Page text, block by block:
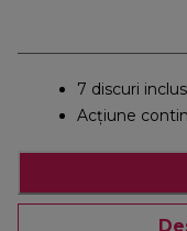
7 discuri
Acțiune